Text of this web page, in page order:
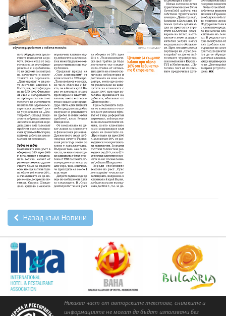
Назад към Новини
Никаква част от авторските текстове, снимките и
информациите не могат да бъдат използвани без